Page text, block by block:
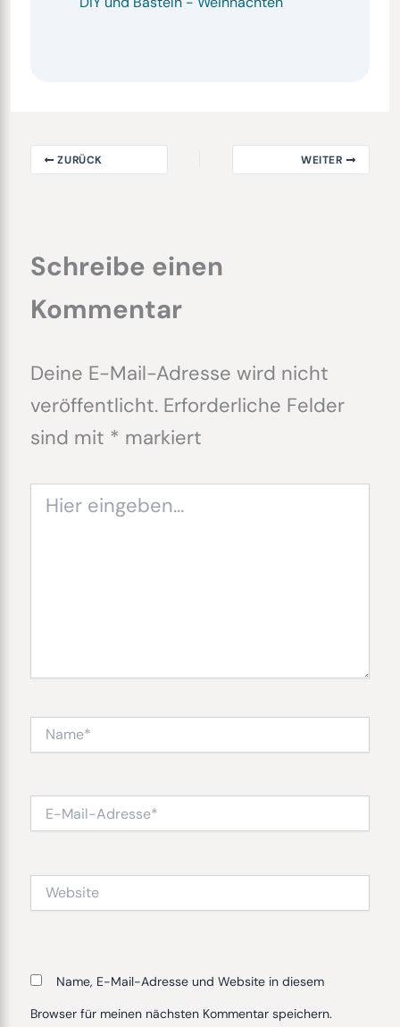
ZURÜCK WEITER
Schreibe einen
Kommentar
Deine E-Mail-Adresse wird nicht
veröffentlicht. Erforderliche Felder
sind mit * markiert
eingeben…
Mail-
Name, E-Mail-Adresse und Website in diesem
Browser für meinen nächsten Kommentar speichern.